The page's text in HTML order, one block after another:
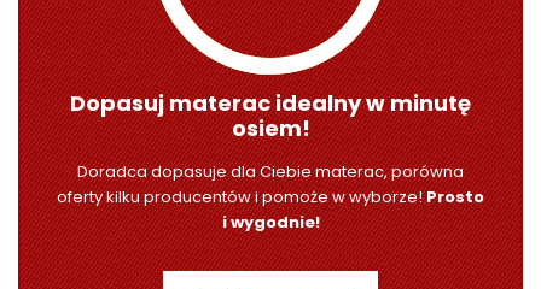
Dopasuj materac idealny w minutę
osiem!
Doradca dopasuje dla Ciebie materac, porówna
oferty kilku producentów i pomoże w wyborze!Prosto
i wygodnie!